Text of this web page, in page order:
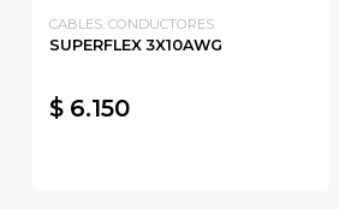
CABLES. CONDUCTORES
SUPERFLEX 3X10AWG
$ 6.150